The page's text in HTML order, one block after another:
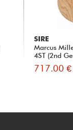
SIRE
Marcus
4ST (2nd
717.00 €